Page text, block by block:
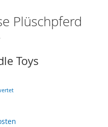
Plüschpferd
Toys